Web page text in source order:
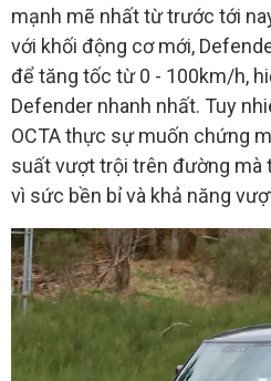
mạnh mẽ nhất từ trước tới
với khối động cơ mới,
để tăng tốc từ 0 - 100km/h,
Defender nhanh nhất. Tuy
OCTA thực sự muốn chứng
suất vượt trội trên đường mà
vì sức bền bỉ và khả năng